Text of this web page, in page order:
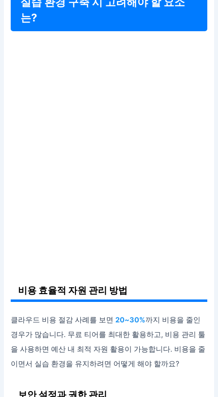
는?
비용 효율적 자원 관리 방법
클라우드 비용 절감 사례를 보면20~30%까지 비용을 줄인
경우가 많습니다. 무료 티어를 최대한 활용하고, 비용 관리 툴
을 사용하면 예산 내 최적 자원 활용이 가능합니다. 비용을 줄
이면서 실습 환경을 유지하려면 어떻게 해야 할까요?